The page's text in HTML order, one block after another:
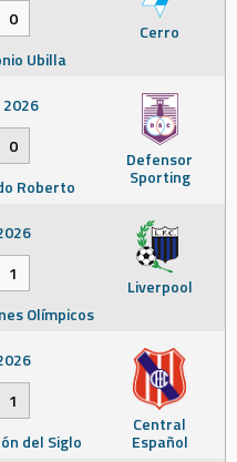
Cerro
0
Ubilla
Defensor
Sporting
0
Roberto
Liverpool
1
Olímpicos
Central
Español
1
del Siglo